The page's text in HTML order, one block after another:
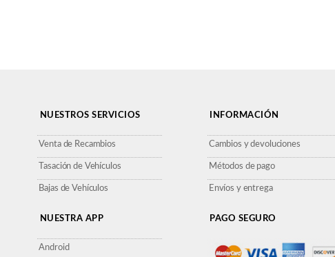
NUESTROS SERVICIOS
Venta de Recambios
Tasación de Vehículos
Bajas de Vehículos
NUESTRA APP
Android
INFORMACIÓN
Cambios y devoluciones
Métodos de pago
Envíos y entrega
PAGO SEGURO